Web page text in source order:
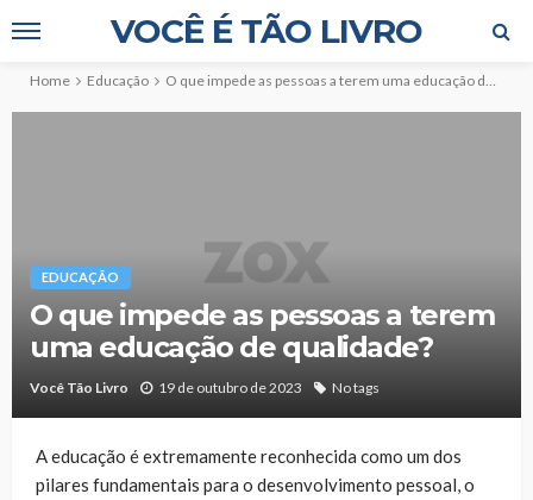
VOCÊ É TÃO LIVRO
Home Educação O que impede as pessoas a terem uma educação de qualidade?
EDUCAÇÃO
O que impede as pessoas a terem
uma educação de qualidade?
Você Tão Livro 19 de outubro de 2023 No tags
A educação é extremamente reconhecida como um dos
pilares fundamentais para o desenvolvimento pessoal, o